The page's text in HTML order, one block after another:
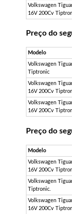
Volkswagen
16V 200Cv
Preço do
Modelo
Volkswagen
Tiptronic
Volkswagen
16V 200Cv
Volkswagen
16V 200Cv
Preço do
Modelo
Volkswagen
16V 200Cv
Volkswagen
Tiptronic.
Volkswagen
16V 200Cv